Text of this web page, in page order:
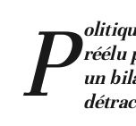
P réélu
un